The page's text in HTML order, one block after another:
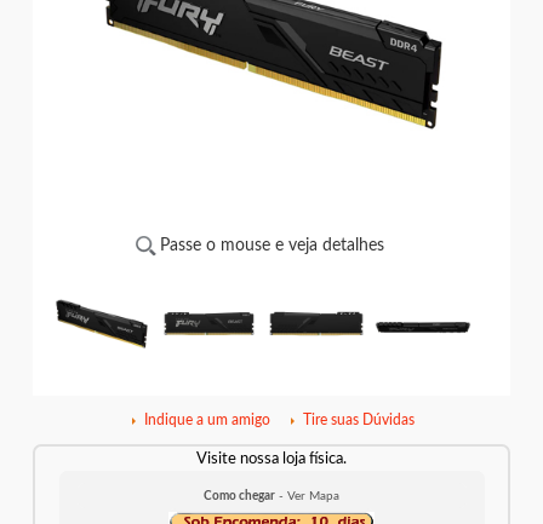
Passe o mouse e veja detalhes
Indique a um amigo Tire suas Dúvidas
Visite nossa loja física.
Como chegar - Ver Mapa